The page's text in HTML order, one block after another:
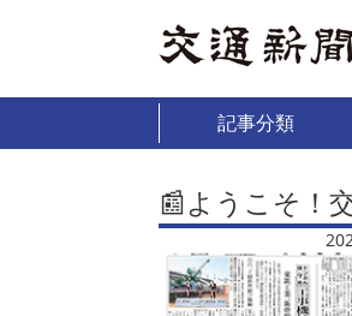
記事分類
📰ようこそ！